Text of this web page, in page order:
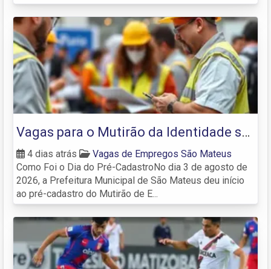
Vagas para o Mutirão da Identidade se
esgotam no 1° dia de pré
4 dias atrás
Vagas de Empregos São Mateus
Como Foi o Dia do Pré-CadastroNo dia 3 de agosto de
2026, a Prefeitura Municipal de São Mateus deu início
ao pré-cadastro do Mutirão de E...